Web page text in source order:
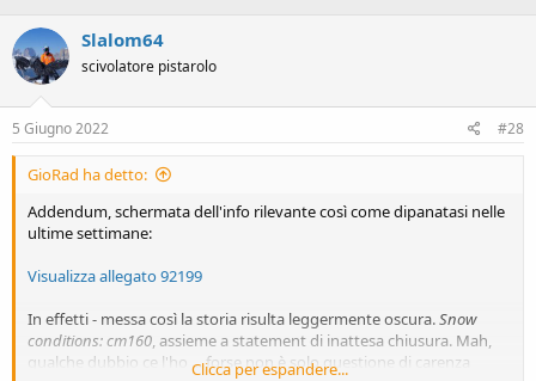
Slalom64
scivolatore pistarolo
5 Giugno 2022 #28
GioRad ha detto:
Addendum, schermata dell'info rilevante così come dipanatasi nelle
ultime settimane:
Visualizza allegato 92199
In effetti - messa così la storia risulta leggermente oscura.Snow
conditions: cm160, assieme a statement di inattesa chiusura. Mah,
qualche dubbio ce l'ho ... forse non è solo questione di carenza
Clicca per espandere...